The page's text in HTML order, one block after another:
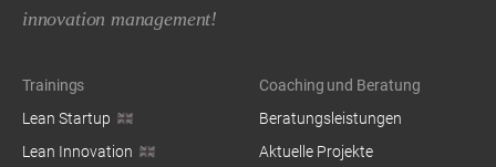
innovation management!
Trainings
Lean Startup
Lean Innovation
Coaching und Beratung
Beratungsleistungen
Aktuelle Projekte